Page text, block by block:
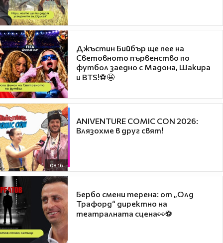
Джъстин Бийбър ще пее на
Световното първенство по
футбол заедно с Мадона, Шакира
и BTS!⚽🤩
08:16
ANIVENTURE COMIC CON 2026:
Влязохме в друг свят!
Бербо смени терена: от „Олд
Трафорд“ директно на
театралната сцена👀⚽